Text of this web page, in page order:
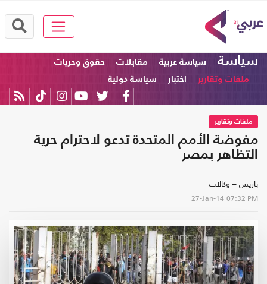
سياسة سياسة عربية مقابلات
حقوق وحريات
ملفات وتقارير
اختبار سياسة دولية
ملفات وتقارير
مفوضة الأمم المتحدة تدعو لاحترام حرية
التظاهر بمصر
باريس – وكالات
27-Jan-14 07:32 PM